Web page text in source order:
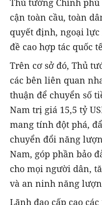
Thủ tướng Chính
cận toàn cầu, toàn
quyết định, ngoại
đề cao hợp tác quốc
Trên cơ sở đó, Thủ
các bên liên quan
thuận để chuyển số
Nam trị giá 15,5 tỷ
mang tính đột phá,
chuyển đổi năng
Nam, góp phần bảo
cho mọi người dân,
và an ninh năng
Lãnh đạo cấp cao